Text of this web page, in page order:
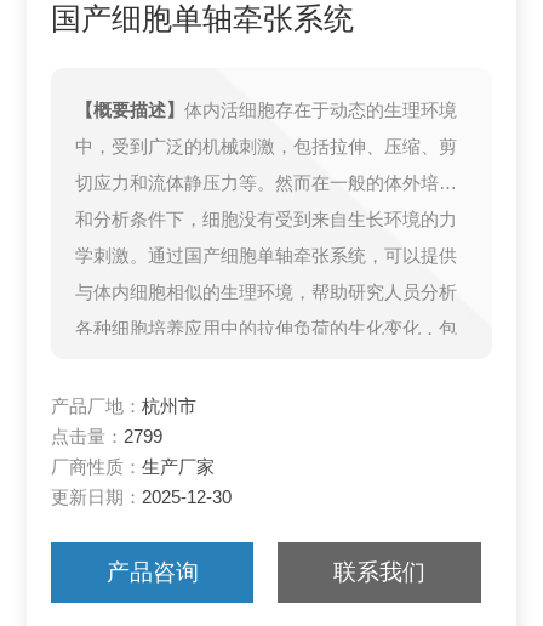
国产细胞单轴牵张系统
【概要描述】体内活细胞存在于动态的生理环境
中，受到广泛的机械刺激，包括拉伸、压缩、剪
切应力和流体静压力等。然而在一般的体外培养
和分析条件下，细胞没有受到来自生长环境的力
学刺激。通过国产细胞单轴牵张系统，可以提供
与体内细胞相似的生理环境，帮助研究人员分析
各种细胞培养应用中的拉伸负荷的生化变化，包
产品厂地：杭州市
点击量： 2799
厂商性质：生产厂家
更新日期： 2025-12-30
产品咨询 联系我们